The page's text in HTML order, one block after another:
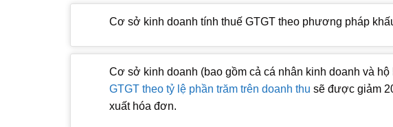
Cơ sở kinh doanh tính thuế GTGT theo phương pháp
Cơ sở kinh doanh (bao gồm cả cá nhân kinh doanh và
GTGT theo tỷ lệ phần trăm trên doanh thu sẽ được giảm
xuất hóa đơn.